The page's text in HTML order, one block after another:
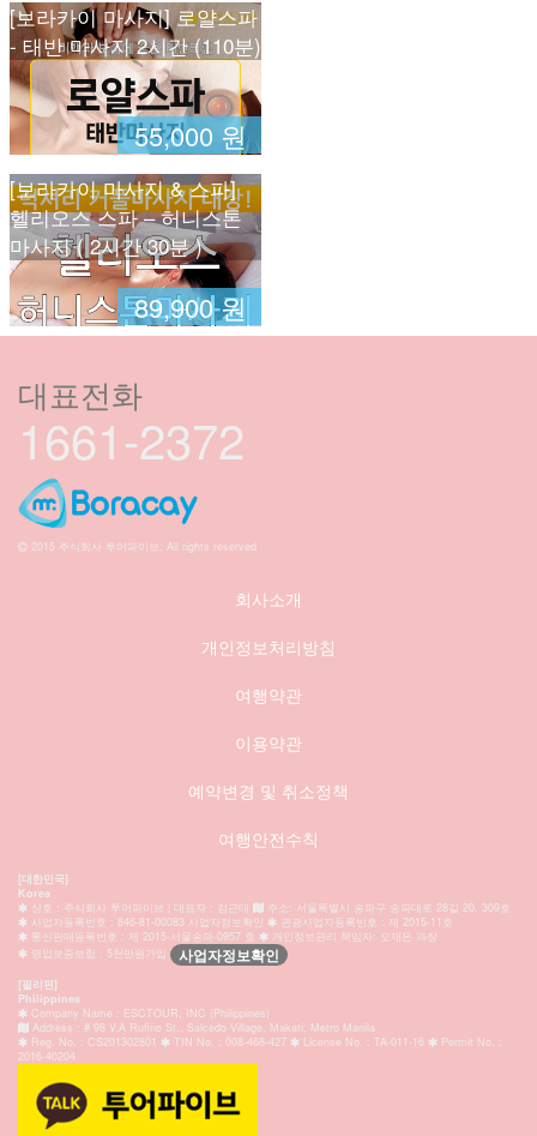
55,000 원
[보라카이 마사지] 로얄스파
- 태반 마사지 2시간 (110분)
89,900 원
[보라카이 마사지 & 스파]
헬리오스 스파 – 허니스톤
마사지 ( 2시간 30분 )
대표전화
1661-2372
2015 주식회사 투어파이브, All rights reserved
회사소개
개인정보처리방침
여행약관
이용약관
예약변경 및 취소정책
여행안전수칙
[대한민국]
Korea
상호 : 주식회사 투어파이브 | 대표자 : 김근태
주소: 서울특별시 송파구 송파대로 28길 20, 309호
사업자등록번호 : 846-81-00083 사업자정보확인
관광사업자등록번호 : 제 2015-11호
통신판매등록번호 : 제 2015-서울송파-0957 호
개인정보관리 책임자: 오재은 과장
영업보증보험 : 5천만원가입
사업자정보확인
[필리핀]
Philippines
Company Name : ESCTOUR, INC (Philippines)
Address : # 98 V.A Rufino St., Salcedo Village, Makati, Metro Manila
Reg. No. : CS201302801
TIN No. : 008-468-427 License No. : TA-011-16
Permit No. :
2016-40204